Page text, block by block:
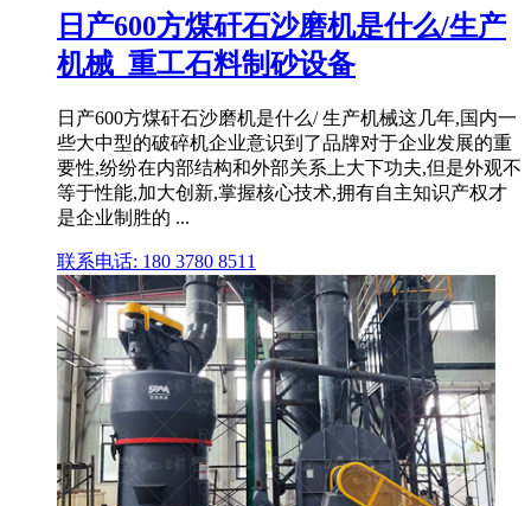
日产600方煤矸石沙磨机是什么/生产
机械_重工石料制砂设备
日产600方煤矸石沙磨机是什么/ 生产机械这几年,国内一
些大中型的破碎机企业意识到了品牌对于企业发展的重
要性,纷纷在内部结构和外部关系上大下功夫,但是外观不
等于性能,加大创新,掌握核心技术,拥有自主知识产权才
是企业制胜的 ...
联系电话: 180 3780 8511